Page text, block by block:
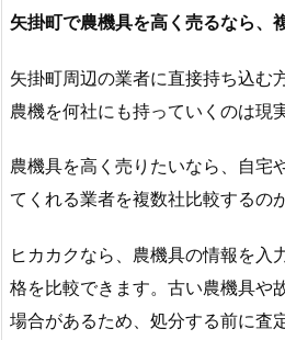
矢掛町で農機具を高く売るなら、
矢掛町周辺の業者に直接持ち込む
農機を何社にも持っていくのは現
農機具を高く売りたいなら、自宅
てくれる業者を複数社比較するの
ヒカカクなら、農機具の情報を入
格を比較できます。古い農機具や
場合があるため、処分する前に査